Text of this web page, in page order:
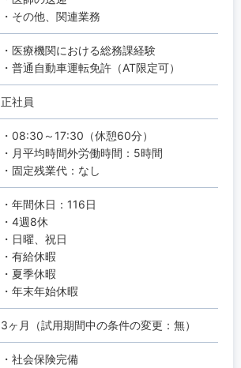
・その他、関連業務
・医療機関における総務課経験
・普通自動車運転免許（AT限定可）
正社員
・08:30～17:30（休憩60分）
・月平均時間外労働時間：5時間
・固定残業代：なし
・年間休日：116日
・4週8休
・日曜、祝日
・有給休暇
・夏季休暇
・年末年始休暇
3ヶ月（試用期間中の条件の変更：無）
・社会保険完備